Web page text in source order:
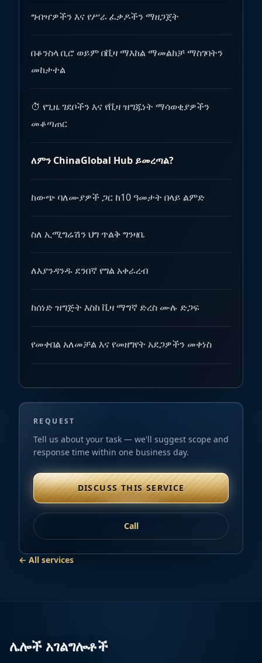
ግብዣዎችን እና የሥራ ፈቃዶችን ማዘጋጀት
በቆንስላ ቢሮ ወይም በቪዛ ማእከል ማመልከቻ ማስገባትን
መከታተል
⏱ የጊዜ ገደቦችን እና የቪዛ ዝግጁነት ማሳወቂያዎችን
መቆጣጠር
ለምን ChinaGlobal Hub ይመረጣል?
ከውጭ ባለሙያዎች ጋር ከ10 ዓመታት በላይ ልምድ
ስለ ኢሚግሬሽን ህግ ጥልቅ ግንዛቤ
ለእያንዳንዱ ደንበኛ የግል አቀራረብ
ከሰነድ ዝግጅት እስከ ቪዛ ማግኛ ድረስ ሙሉ ድጋፍ
የመቀበል አለመቻል እና የመዘግየት አደጋዎችን መቀነስ
REQUEST
Tell us about your task — we'll suggest scope and
response time within one business day.
DISCUSS THIS SERVICE
Call
← All services
ሌሎች አገልግሎቶች